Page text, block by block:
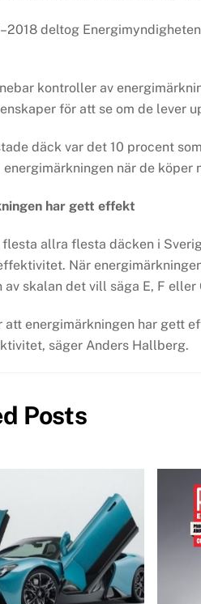
deltog
kontroller av
för att se om de lever
däck var det 10 procent
när de köper
har gett effekt
allra flesta däcken i
När
av skalan det vill säga E, F eller
att energimärkningen har gett
säger Anders Hallberg.
Posts